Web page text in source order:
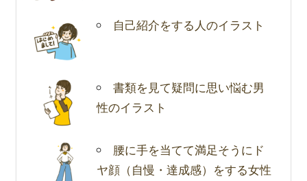
自己紹介をする人のイラスト
書類を見て疑問に思い悩む男
性のイラスト
腰に手を当てて満足そうにド
ヤ顔（自慢・達成感）をする女性